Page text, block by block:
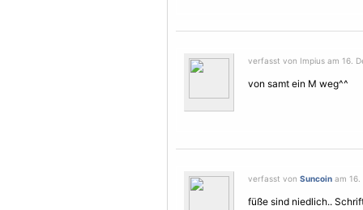
verfasst von Impius am 16.
von samt ein M weg^^
verfasst von Suncoin am 16.
füße sind niedlich..